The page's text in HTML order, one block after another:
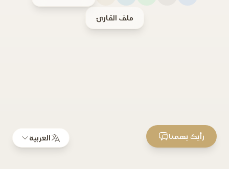
ملف القارئ
العربية رأيك يهمنا